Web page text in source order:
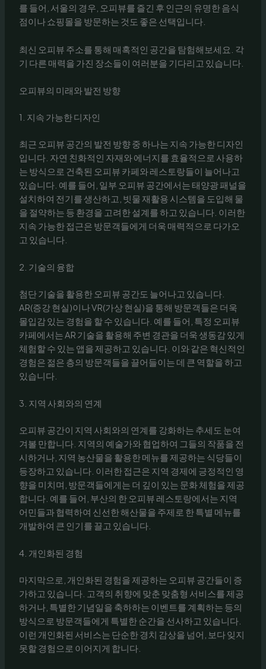
를 들어, 서울의 경우, 오피뷰를 즐긴 후 인근의 유명한 음식
점이나 쇼핑몰을 방문하는 것도 좋은 선택입니다.
최신 오피뷰 주소를 통해 매혹적인 공간을 탐험해보세요. 각
기 다른 매력을 가진 장소들이 여러분을 기다리고 있습니다.
오피뷰의 미래와 발전 방향
1. 지속 가능한 디자인
최근 오피뷰 공간의 발전 방향 중 하나는 지속 가능한 디자인
입니다. 자연 친화적인 자재와 에너지를 효율적으로 사용하
는 방식으로 건축된 오피뷰 카페와 레스토랑들이 늘어나고
있습니다. 예를 들어, 일부 오피뷰 공간에서는 태양광 패널을
설치하여 전기를 생산하고, 빗물 재활용 시스템을 도입해 물
을 절약하는 등 환경을 고려한 설계를 하고 있습니다. 이러한
지속 가능한 접근은 방문객들에게 더욱 매력적으로 다가오
고 있습니다.
2. 기술의 융합
첨단 기술을 활용한 오피뷰 공간도 늘어나고 있습니다.
AR(증강 현실)이나 VR(가상 현실)을 통해 방문객들은 더욱
몰입감 있는 경험을 할 수 있습니다. 예를 들어, 특정 오피뷰
카페에서는 AR 기술을 활용해 주변 경관을 더욱 생동감 있게
체험할 수 있는 앱을 제공하고 있습니다. 이와 같은 혁신적인
경험은 젊은 층의 방문객들을 끌어들이는 데 큰 역할을 하고
있습니다.
3. 지역 사회와의 연계
오피뷰 공간이 지역 사회와의 연계를 강화하는 추세도 눈여
겨볼 만합니다. 지역의 예술가와 협업하여 그들의 작품을 전
시하거나, 지역 농산물을 활용한 메뉴를 제공하는 식당들이
등장하고 있습니다. 이러한 접근은 지역 경제에 긍정적인 영
향을 미치며, 방문객들에게는 더 깊이 있는 문화 체험을 제공
합니다. 예를 들어, 부산의 한 오피뷰 레스토랑에서는 지역
어민들과 협력하여 신선한 해산물을 주제로 한 특별 메뉴를
개발하여 큰 인기를 끌고 있습니다.
4. 개인화된 경험
마지막으로, 개인화된 경험을 제공하는 오피뷰 공간들이 증
가하고 있습니다. 고객의 취향에 맞춘 맞춤형 서비스를 제공
하거나, 특별한 기념일을 축하하는 이벤트를 계획하는 등의
방식으로 방문객들에게 특별한 순간을 선사하고 있습니다.
이런 개인화된 서비스는 단순한 경치 감상을 넘어, 보다 잊지
못할 경험으로 이어지게 합니다.